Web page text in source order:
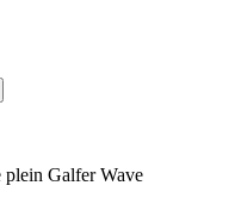
Galfer Wave